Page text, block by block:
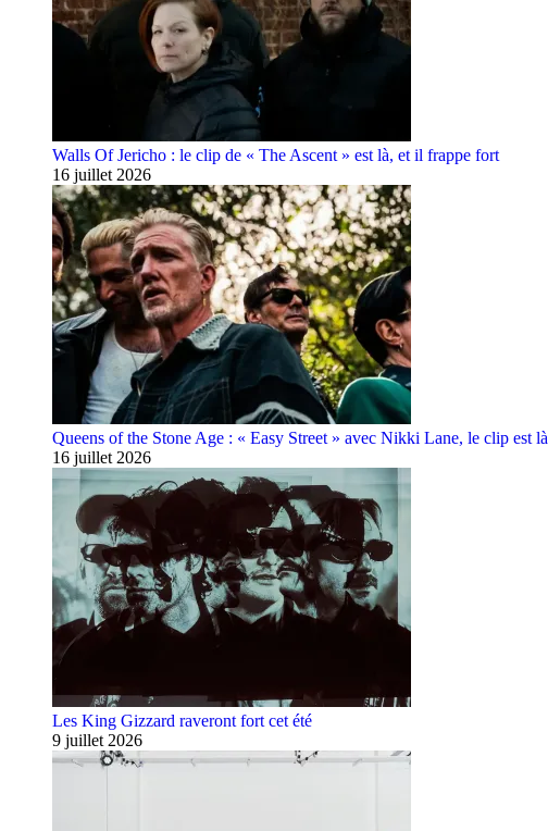
Walls Of Jericho : le clip de « The Ascent » est là, et il frappe fort
16 juillet 2026
Queens of the Stone Age : « Easy Street » avec Nikki Lane, le clip est là
16 juillet 2026
Les King Gizzard raveront fort cet été
9 juillet 2026